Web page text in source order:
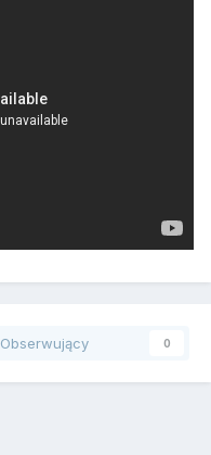
Obserwujący 0